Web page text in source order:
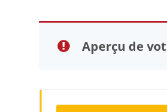
Aperçu de